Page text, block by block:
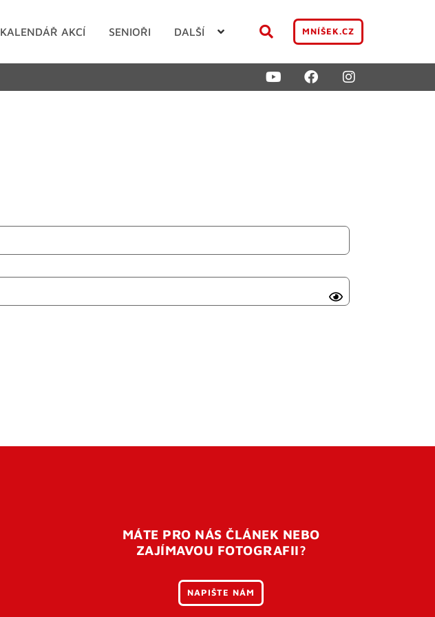
KALENDÁŘ AKCÍ SENIOŘI DALŠÍ MNÍŠEK.CZ
MÁTE PRO NÁS ČLÁNEK NEBO
ZAJÍMAVOU FOTOGRAFII?
NAPIŠTE NÁM